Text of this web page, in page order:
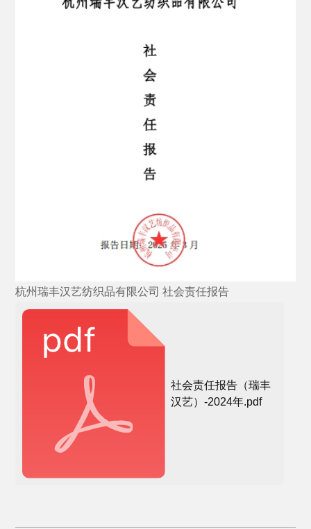
杭州瑞丰汉艺纺织品有限公司 社会责任报告
社会责任报告（瑞丰
汉艺）-2024年.pdf